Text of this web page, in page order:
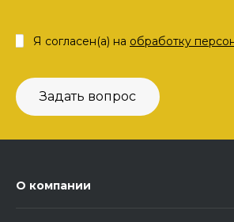
Задать вопрос
Я согласен(а) на обработку
О компании